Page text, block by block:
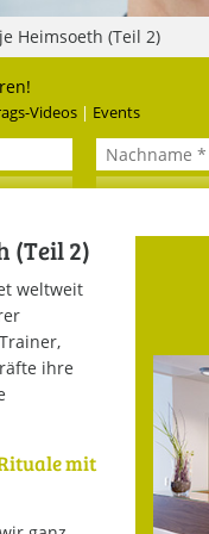
Sie
CAREERS
Heimsoeth (Teil 2)
Videos | Events
(Teil 2)
weltweit
ihre
Rituale mit